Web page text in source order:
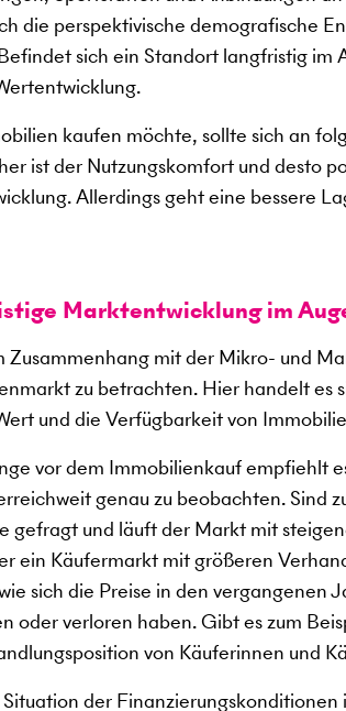
die perspektivische demografische
sich ein Standort langfristig im
kaufen möchte, sollte sich an
ist der Nutzungskomfort und desto
Allerdings geht eine bessere
Marktentwicklung im
Zusammenhang mit der Mikro- und
zu betrachten. Hier handelt es
und die Verfügbarkeit von
vor dem Immobilienkauf empfiehlt
genau zu beobachten. Sind
gefragt und läuft der Markt mit
ein Käufermarkt mit größeren
sich die Preise in den
oder verloren haben. Gibt es zum
von Käuferinnen und
der